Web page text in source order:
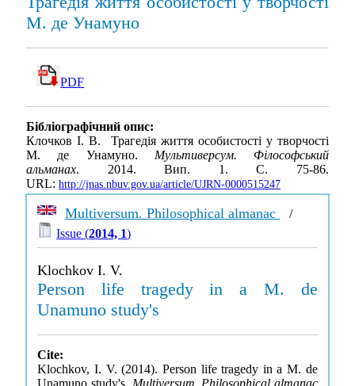
М. де Унамуно
PDF
Бібліографічний опис:
Клочков І. В. Трагедія життя особистості у творчості
М. де Унамуно. Мультиверсум. Філософський
альманах. 2014. Вип. 1. С. 75-86.
URL: http://jnas.nbuv.gov.ua/article/UJRN-0000515247
Multiversum. Philosophical almanac
/
Issue (2014, 1)
Klochkov I. V.
Person life tragedy in a M. de
Unamuno study's
Cite:
Klochkov, I. V. (2014). Person life tragedy in a M. de
Unamuno study's. Multiversum. Philosophical almanac